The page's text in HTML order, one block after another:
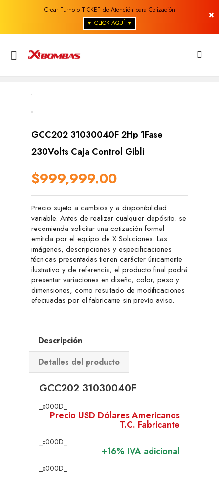
×
Crear Turno o TICKET de Atención para Cotización
▼ CLICK AQUÍ ▼

GCC202 31030040F 2Hp 1Fase
230Volts Caja Control Gibli
$999,999.00
Precio sujeto a cambios y a disponibilidad
variable. Antes de realizar cualquier depósito, se
recomienda solicitar una cotización formal
emitida por el equipo de X Soluciones. Las
imágenes, descripciones y especificaciones
técnicas presentadas tienen carácter únicamente
ilustrativo y de referencia; el producto final podrá
presentar variaciones en diseño, color, peso y
dimensiones, como resultado de modificaciones
efectuadas por el fabricante sin previo aviso.
Descripción
Detalles del producto
GCC202 31030040F
_x000D_
Precio USD Dólares Americanos
T.C. Fabricante
_x000D_
+16% IVA adicional
_x000D_